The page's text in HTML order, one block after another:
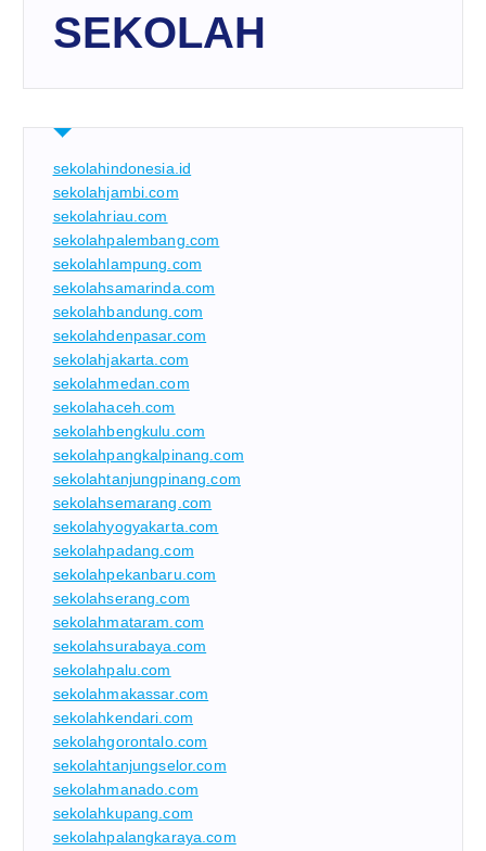
SEKOLAH
sekolahindonesia.id
sekolahjambi.com
sekolahriau.com
sekolahpalembang.com
sekolahlampung.com
sekolahsamarinda.com
sekolahbandung.com
sekolahdenpasar.com
sekolahjakarta.com
sekolahmedan.com
sekolahaceh.com
sekolahbengkulu.com
sekolahpangkalpinang.com
sekolahtanjungpinang.com
sekolahsemarang.com
sekolahyogyakarta.com
sekolahpadang.com
sekolahpekanbaru.com
sekolahserang.com
sekolahmataram.com
sekolahsurabaya.com
sekolahpalu.com
sekolahmakassar.com
sekolahkendari.com
sekolahgorontalo.com
sekolahtanjungselor.com
sekolahmanado.com
sekolahkupang.com
sekolahpalangkaraya.com